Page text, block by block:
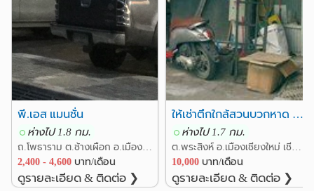
พี.เอส แมนชั่น
ห่างไป 1.8 กม.
2,400 - 4,600 บาท/เดือน
ดูรายละเอียด & ติดต่อ ❯
ให้เช่าตึกใกล้สวนบวกหาด ถนนอารักษ์ พระสิงห์ อ.เมืองเชียงใหม่
ห่างไป 1.7 กม.
10,000 บาท/เดือน
ดูรายละเอียด & ติดต่อ ❯